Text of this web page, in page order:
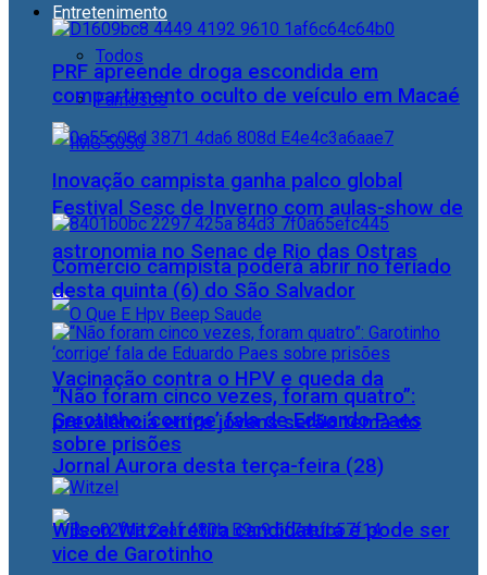
Entretenimento
Todos
Famosos
Festival Sesc de Inverno com aulas-show de
astronomia no Senac de Rio das Ostras
Vacinação contra o HPV e queda da
prevalência entre jovens serão tema do
Jornal Aurora desta terça-feira (28)
PRF apreende droga escondida em
compartimento oculto de veículo em Macaé
Inovação campista ganha palco global
Comércio campista poderá abrir no feriado
desta quinta (6) do São Salvador
“Não foram cinco vezes, foram quatro”:
Garotinho ‘corrige’ fala de Eduardo Paes
sobre prisões
Wilson Witzel retira candidatura e pode ser
vice de Garotinho